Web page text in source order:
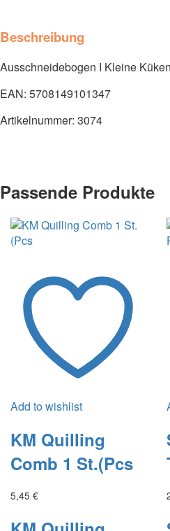
Beschreibung
Ausschneidebogen I Kleine
EAN: 5708149101347
Artikelnummer: 3074
Passende Produkte
Add to wishlist
KM Quilling
Comb 1 St.(Pcs
5,45 €